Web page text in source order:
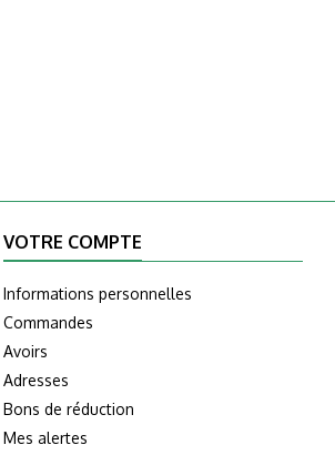
VOTRE COMPTE
Informations personnelles
Commandes
Avoirs
Adresses
Bons de réduction
Mes alertes